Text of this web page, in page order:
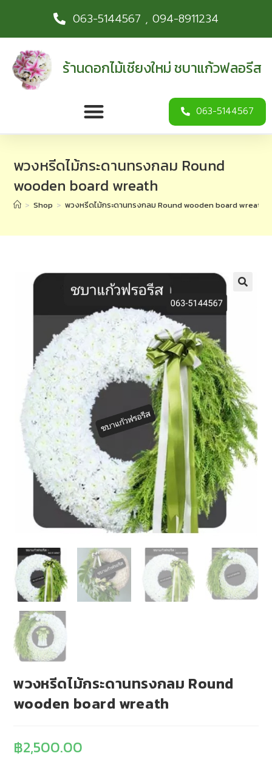
063-5144567 , 094-8911234
ร้านดอกไม้เชียงใหม่ ชบาแก้วฟลอรีส
063-5144567
พวงหรีดไม้กระดานทรงกลม Round
wooden board wreath
> Shop > พวงหรีดไม้กระดานทรงกลม Round wooden board wreath
พวงหรีดไม้กระดานทรงกลม Round
wooden board wreath
฿2,500.00